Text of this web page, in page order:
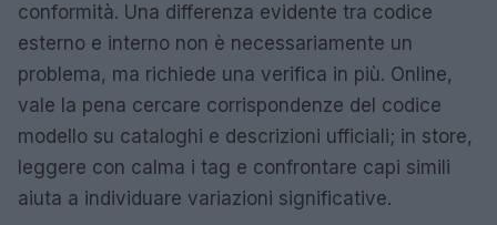
conformità. Una differenza evidente tra codice
esterno e interno non è necessariamente un
problema, ma richiede una verifica in più. Online,
vale la pena cercare corrispondenze del codice
modello su cataloghi e descrizioni ufficiali; in store,
leggere con calma i tag e confrontare capi simili
aiuta a individuare variazioni significative.